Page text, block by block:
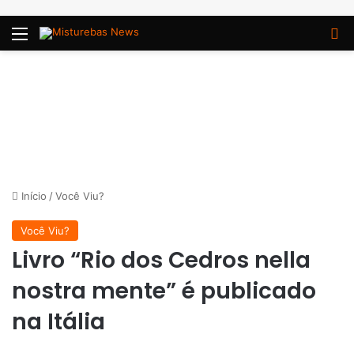
Menu
Início /Você Viu?
Você Viu?
Livro “Rio dos Cedros nella
nostra mente” é publicado
na Itália